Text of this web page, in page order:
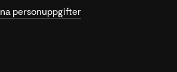
personuppgifter